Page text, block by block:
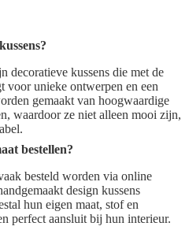
decoratieve kussens die met de
voor unieke ontwerpen en een
gemaakt van hoogwaardige
waardoor ze niet alleen mooi zijn,
bestellen?
besteld worden via online
design kussens
hun eigen maat, stof en
perfect aansluit bij hun interieur.